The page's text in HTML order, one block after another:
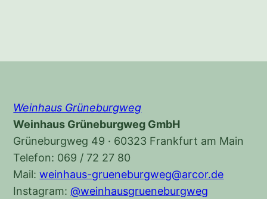
Weinhaus Grüneburgweg
Weinhaus Grüneburgweg GmbH
Grüneburgweg 49 · 60323 Frankfurt am Main
Telefon: 069 / 72 27 80
Mail:weinhaus-grueneburgweg@arcor.de
Instagram:@weinhausgrueneburgweg